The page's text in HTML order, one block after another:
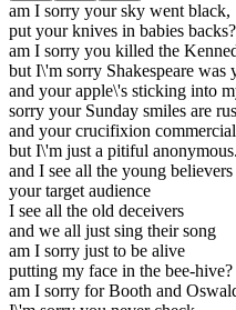
am I sorry your sky went black,
put your knives in babies backs?
am I sorry you killed the
but I\'m sorry Shakespeare was
and your apple\'s sticking into
sorry your Sunday smiles are
and your crucifixion
but I\'m just a pitiful
and I see all the young believers
your target audience
I see all the old deceivers
and we all just sing their song
am I sorry just to be alive
putting my face in the bee-hive?
am I sorry for Booth and